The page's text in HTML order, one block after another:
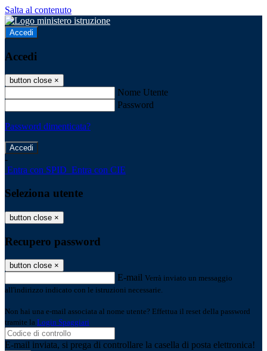
Salta al contenuto
Accedi
Accedi
button close ×
Nome Utente
Password
Password dimenticata?
-
Entra con SPID Entra con CIE
Seleziona utente
button close ×
Recupero password
button close ×
E-mail Verrà inviato un messaggio
all'indirizzo indicato con le istruzioni necessarie.
Non hai una e-mail associata al nome utente? Effettua il reset della password
tramite la Login Spaggiari
E-mail inviata, si prega di controllare la casella di posta elettronica!